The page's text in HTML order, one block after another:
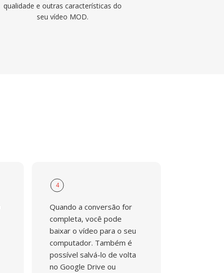
qualidade e outras características do
seu vídeo MOD.
4
Quando a conversão for
completa, você pode
baixar o vídeo para o seu
computador. Também é
possível salvá-lo de volta
no Google Drive ou